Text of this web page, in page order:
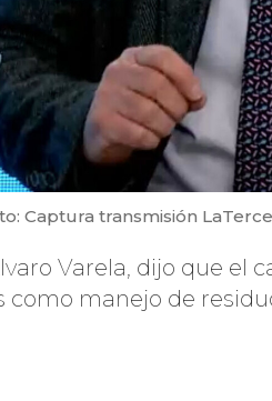
Captura transmisión
Varela, dijo que
manejo de